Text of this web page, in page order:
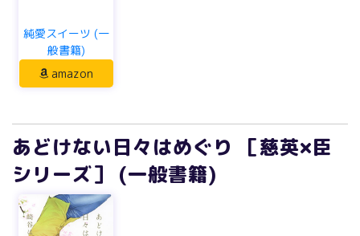
純愛スイーツ (一
般書籍)
amazon
あどけない日々はめぐり ［慈英×臣
シリーズ］ (一般書籍)